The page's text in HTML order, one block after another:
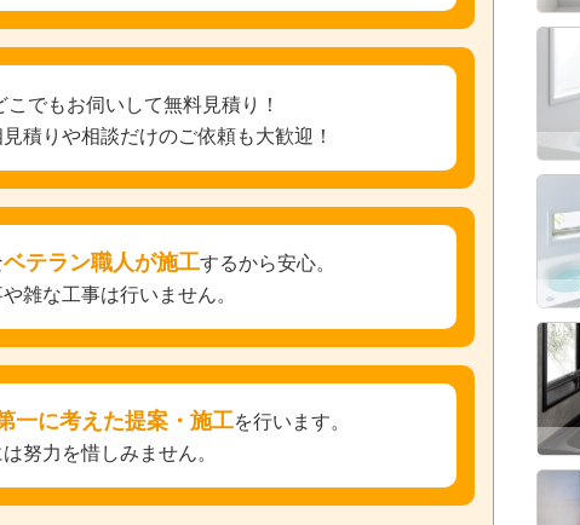
こでもお伺いして無料見積り！
積りや相談だけのご依頼も大歓迎！
ベテラン職人が施工するから安心。
雑な工事は行いません。
一に考えた提案・施工を行います。
努力を惜しみません。